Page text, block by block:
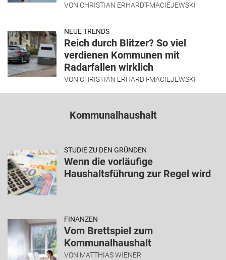
VON CHRISTIAN ERHARDT-MACIEJEWSKI
NEUE TRENDS
Reich durch Blitzer? So viel
verdienen Kommunen mit
Radarfallen wirklich
VON CHRISTIAN ERHARDT-MACIEJEWSKI
Kommunalhaushalt
STUDIE ZU DEN GRÜNDEN
Wenn die vorläufige
Haushaltsführung zur Regel wird
FINANZEN
Vom Brettspiel zum
Kommunalhaushalt
VON MATTHIAS WIENER